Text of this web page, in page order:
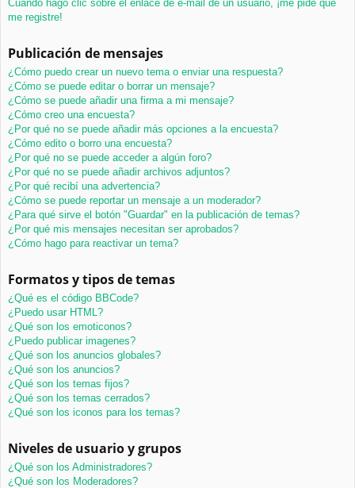
Cuando hago clic sobre el enlace de e-mail de un usuario, ¡me pide que
me registre!
Publicación de mensajes
¿Cómo puedo crear un nuevo tema o enviar una respuesta?
¿Cómo se puede editar o borrar un mensaje?
¿Cómo se puede añadir una firma a mi mensaje?
¿Cómo creo una encuesta?
¿Por qué no se puede añadir más opciones a la encuesta?
¿Cómo edito o borro una encuesta?
¿Por qué no se puede acceder a algún foro?
¿Por qué no se puede añadir archivos adjuntos?
¿Por qué recibí una advertencia?
¿Cómo se puede reportar un mensaje a un moderador?
¿Para qué sirve el botón "Guardar" en la publicación de temas?
¿Por qué mis mensajes necesitan ser aprobados?
¿Cómo hago para reactivar un tema?
Formatos y tipos de temas
¿Qué es el código BBCode?
¿Puedo usar HTML?
¿Qué son los emoticonos?
¿Puedo publicar imagenes?
¿Qué son los anuncios globales?
¿Qué son los anuncios?
¿Qué son los temas fijos?
¿Qué son los temas cerrados?
¿Qué son los iconos para los temas?
Niveles de usuario y grupos
¿Qué son los Administradores?
¿Qué son los Moderadores?